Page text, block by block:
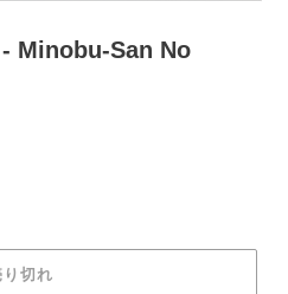
Minobu-San No
り切れ